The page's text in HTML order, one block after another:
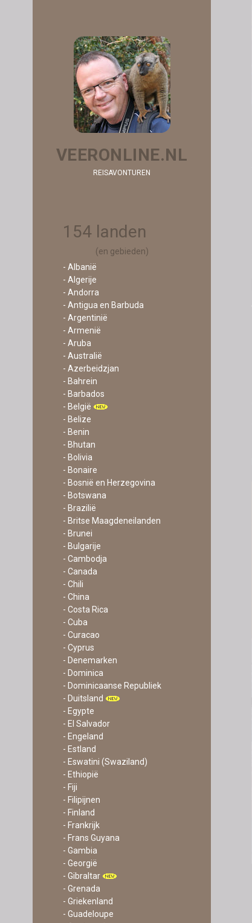
VEERONLINE.NL
REISAVONTUREN
154 landen
(en gebieden)
- Albanië
- Algerije
- Andorra
- Antigua en Barbuda
- Argentinië
- Armenië
- Aruba
- Australië
- Azerbeidzjan
- Bahrein
- Barbados
- België
- Belize
- Benin
- Bhutan
- Bolivia
- Bonaire
- Bosnië en Herzegovina
- Botswana
- Brazilië
- Britse Maagdeneilanden
- Brunei
- Bulgarije
- Cambodja
- Canada
- Chili
- China
- Costa Rica
- Cuba
- Curacao
- Cyprus
- Denemarken
- Dominica
- Dominicaanse Republiek
- Duitsland
- Egypte
- El Salvador
- Engeland
- Estland
- Eswatini (Swaziland)
- Ethiopië
- Fiji
- Filipijnen
- Finland
- Frankrijk
- Frans Guyana
- Gambia
- Georgië
- Gibraltar
- Grenada
- Griekenland
- Guadeloupe